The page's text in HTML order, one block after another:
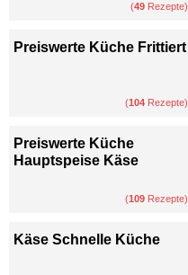
(49 Rezepte)
Preiswerte Küche Frittiert
(104 Rezepte)
Preiswerte Küche
Hauptspeise Käse
(109 Rezepte)
Käse Schnelle Küche